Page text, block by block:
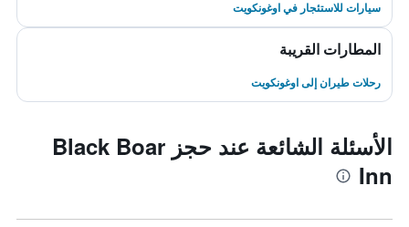
سيارات للاستئجار في اوغونكويت
المطارات القريبة
رحلات طيران إلى اوغونكويت
الأسئلة الشائعة عند حجز Black Boar
Inn